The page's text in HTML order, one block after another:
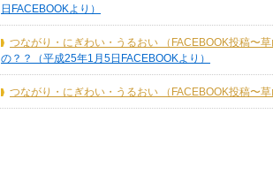
日FACEBOOKより）
つながり・にぎわい・うるおい （FACEBOOK投稿〜
の？？（平成25年1月5日FACEBOOKより）
つながり・にぎわい・うるおい （FACEBOOK投稿〜